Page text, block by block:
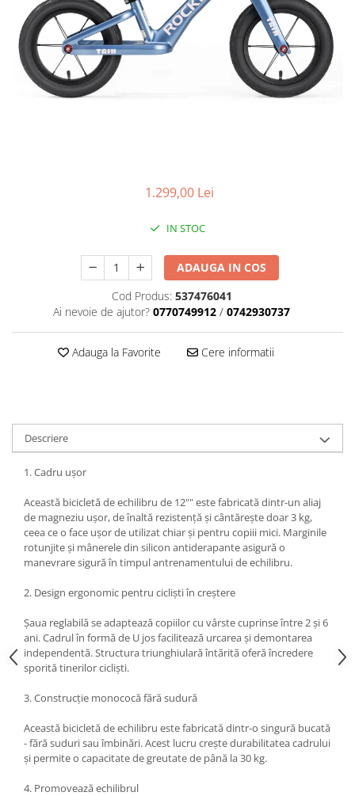
Saboti de frana
Schimbatoare viteze
Scule bicicleta
Sei bicicleta
1.299,00 Lei
IN STOC
ADAUGA IN COS
Cod Produs: 537476041
Ai nevoie de ajutor? 0770749912 / 0742930737
Adauga la Favorite Cere informatii
Descriere
1. Cadru ușor
Această bicicletă de echilibru de 12"" este fabricată dintr-un aliaj
de magneziu ușor, de înaltă rezistență și cântărește doar 3 kg,
ceea ce o face ușor de utilizat chiar și pentru copiii mici. Marginile
rotunjite și mânerele din silicon antiderapante asigură o
manevrare sigură în timpul antrenamentului de echilibru.
2. Design ergonomic pentru cicliști în creștere
Șaua reglabilă se adaptează copiilor cu vârste cuprinse între 2 și 6
ani. Cadrul în formă de U jos facilitează urcarea și demontarea
independentă. Structura triunghiulară întărită oferă încredere
sporită tinerilor cicliști.
3. Construcție monococă fără sudură
Această bicicletă de echilibru este fabricată dintr-o singură bucată
- fără suduri sau îmbinări. Acest lucru crește durabilitatea cadrului
și permite o capacitate de greutate de până la 30 kg.
4. Promovează echilibrul